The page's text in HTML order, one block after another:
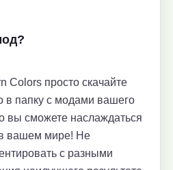
Colors просто скачайте
в папку с модами вашего
вы сможете наслаждаться
вашем мире! Не
с разными